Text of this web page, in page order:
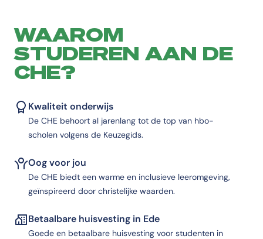
WAAROM
STUDEREN AAN DE
CHE?
Kwaliteit onderwijs
De CHE behoort al jarenlang tot de top van hbo-
scholen volgens de Keuzegids.
Oog voor jou
De CHE biedt een warme en inclusieve leeromgeving,
geïnspireerd door christelijke waarden.
Betaalbare huisvesting in Ede
Goede en betaalbare huisvesting voor studenten in